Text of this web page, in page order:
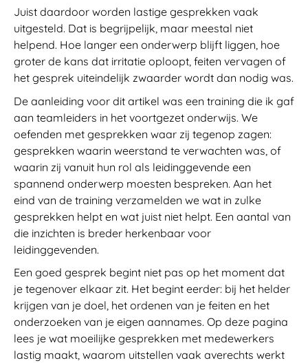
Juist daardoor worden lastige gesprekken vaak
uitgesteld. Dat is begrijpelijk, maar meestal niet
helpend. Hoe langer een onderwerp blijft liggen, hoe
groter de kans dat irritatie oploopt, feiten vervagen of
het gesprek uiteindelijk zwaarder wordt dan nodig was.
De aanleiding voor dit artikel was een training die ik gaf
aan teamleiders in het voortgezet onderwijs. We
oefenden met gesprekken waar zij tegenop zagen:
gesprekken waarin weerstand te verwachten was, of
waarin zij vanuit hun rol als leidinggevende een
spannend onderwerp moesten bespreken. Aan het
eind van de training verzamelden we wat in zulke
gesprekken helpt en wat juist niet helpt. Een aantal van
die inzichten is breder herkenbaar voor
leidinggevenden.
Een goed gesprek begint niet pas op het moment dat
je tegenover elkaar zit. Het begint eerder: bij het helder
krijgen van je doel, het ordenen van je feiten en het
onderzoeken van je eigen aannames. Op deze pagina
lees je wat moeilijke gesprekken met medewerkers
lastig maakt, waarom uitstellen vaak averechts werkt